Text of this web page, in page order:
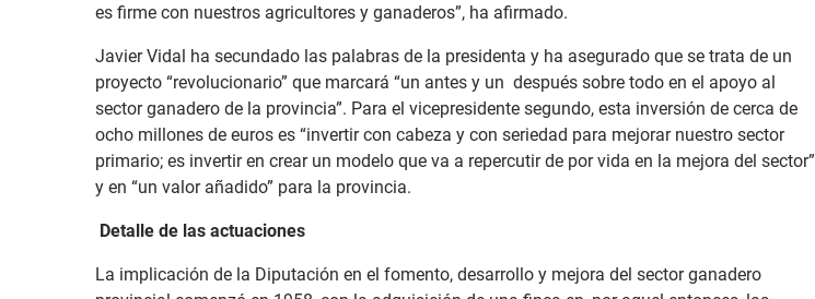
es firme con nuestros agricultores y ganaderos”, ha afirmado.
Javier Vidal ha secundado las palabras de la presidenta y ha asegurado que se trata de un
proyecto “revolucionario” que marcará “un antes y un después sobre todo en el apoyo al
sector ganadero de la provincia”. Para el vicepresidente segundo, esta inversión de cerca de
ocho millones de euros es “invertir con cabeza y con seriedad para mejorar nuestro sector
primario; es invertir en crear un modelo que va a repercutir de por vida en la mejora del sector”
y en “un valor añadido” para la provincia.
Detalle de las actuaciones
La implicación de la Diputación en el fomento, desarrollo y mejora del sector ganadero